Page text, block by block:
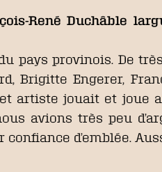
René Duchâble
pays provinois. De
Brigitte Engerer,
artiste jouait et joue
avions très peu
d’emblée.